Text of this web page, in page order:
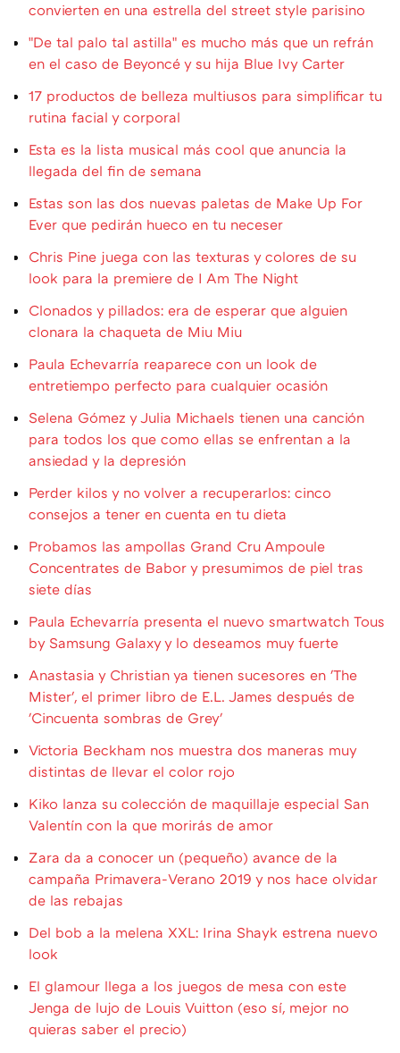
convierten en una estrella del street style parisino
"De tal palo tal astilla" es mucho más que un refrán
en el caso de Beyoncé y su hija Blue Ivy Carter
17 productos de belleza multiusos para simplificar tu
rutina facial y corporal
Esta es la lista musical más cool que anuncia la
llegada del fin de semana
Estas son las dos nuevas paletas de Make Up For
Ever que pedirán hueco en tu neceser
Chris Pine juega con las texturas y colores de su
look para la premiere de I Am The Night
Clonados y pillados: era de esperar que alguien
clonara la chaqueta de Miu Miu
Paula Echevarría reaparece con un look de
entretiempo perfecto para cualquier ocasión
Selena Gómez y Julia Michaels tienen una canción
para todos los que como ellas se enfrentan a la
ansiedad y la depresión
Perder kilos y no volver a recuperarlos: cinco
consejos a tener en cuenta en tu dieta
Probamos las ampollas Grand Cru Ampoule
Concentrates de Babor y presumimos de piel tras
siete días
Paula Echevarría presenta el nuevo smartwatch Tous
by Samsung Galaxy y lo deseamos muy fuerte
Anastasia y Christian ya tienen sucesores en 'The
Mister', el primer libro de E.L. James después de
'Cincuenta sombras de Grey'
Victoria Beckham nos muestra dos maneras muy
distintas de llevar el color rojo
Kiko lanza su colección de maquillaje especial San
Valentín con la que morirás de amor
Zara da a conocer un (pequeño) avance de la
campaña Primavera-Verano 2019 y nos hace olvidar
de las rebajas
Del bob a la melena XXL: Irina Shayk estrena nuevo
look
El glamour llega a los juegos de mesa con este
Jenga de lujo de Louis Vuitton (eso sí, mejor no
quieras saber el precio)